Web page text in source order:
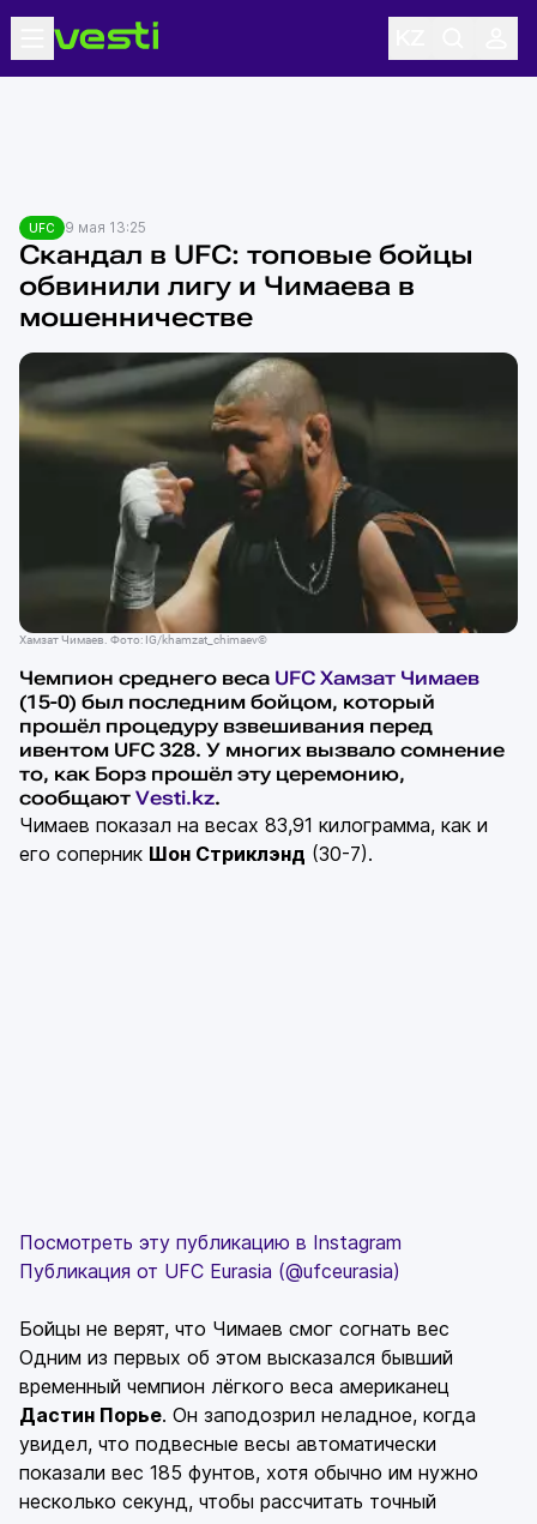
UFC 9 мая 13:25
Скандал в UFC: топовые бойцы
обвинили лигу и Чимаева в
мошенничестве
Хамзат Чимаев. Фото: IG/khamzat_chimaev©
Чемпион среднего веса UFC Хамзат Чимаев
(15-0) был последним бойцом, который
прошёл процедуру взвешивания перед
ивентом UFC 328. У многих вызвало сомнение
то, как Борз прошёл эту церемонию,
сообщают Vesti.kz.
Чимаев показал на весах 83,91 килограмма, как и
его соперник Шон Стриклэнд (30-7).
Посмотреть эту публикацию в Instagram
Публикация от UFC Eurasia (@ufceurasia)
Бойцы не верят, что Чимаев смог согнать вес
Одним из первых об этом высказался бывший
временный чемпион лёгкого веса американец
Дастин Порье. Он заподозрил неладное, когда
увидел, что подвесные весы автоматически
показали вес 185 фунтов, хотя обычно им нужно
несколько секунд, чтобы рассчитать точный